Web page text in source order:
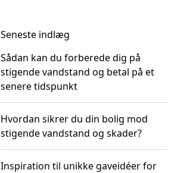
Seneste indlæg
Sådan kan du forberede dig på
stigende vandstand og betal på et
senere tidspunkt
Hvordan sikrer du din bolig mod
stigende vandstand og skader?
Inspiration til unikke gaveidéer for